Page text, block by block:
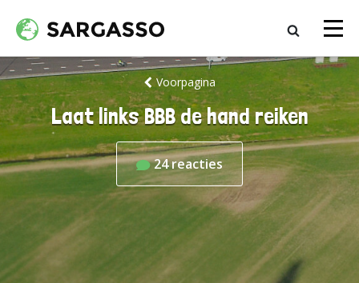
Voorpagina
Laat links BBB de hand reiken
24reacties